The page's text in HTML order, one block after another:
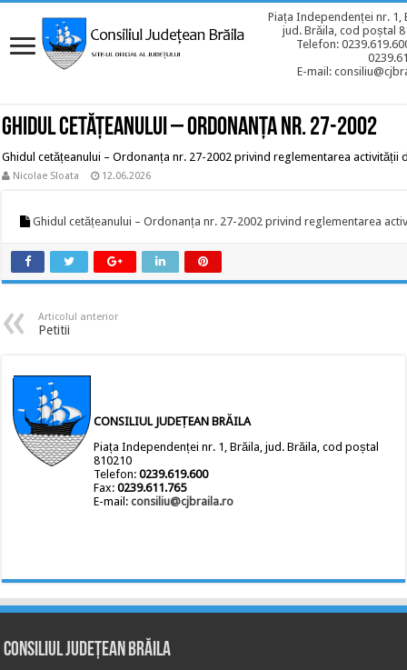
Piața Independenței nr. 1,
jud. Brăila, cod poștal
Telefon:
E-mail:
Ghidul cetățeanului – Ordonanța nr. 27-2002
Ghidul cetățeanului – Ordonanța nr. 27-2002 privind reglementarea activității
Nicolae Sloata 12.06.2026
Ghidul cetățeanului – Ordonanța nr. 27-2002 privind reglementarea
Articolul anterior
Petitii
CONSILIUL JUDEȚEAN BRĂILA
Piața Independenței nr. 1, Brăila, jud. Brăila, cod poștal
810210
Telefon:0239.619.600
Fax:0239.611.765
E-mail:consiliu@cjbraila.ro
Consiliul Județean Brăila